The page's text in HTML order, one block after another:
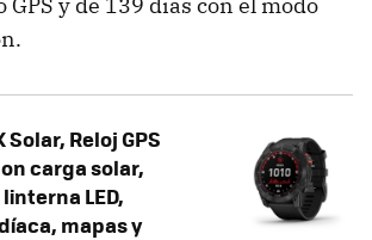
Reloj GPS
carga solar,
LED,
mapas y